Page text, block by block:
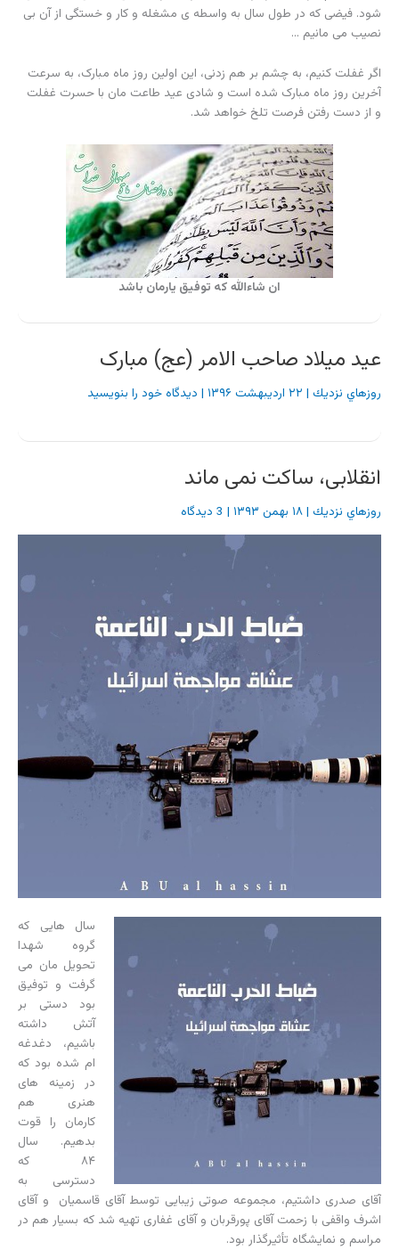
شود. فیضی که در طول سال به واسطه ی مشغله و کار و خستگی از آن بی
نصیب می مانیم …
اگر غفلت کنیم، به چشم بر هم زدنی، این اولین روز ماه مبارک، به سرعت
آخرین روز ماه مبارک شده است و شادی عید طاعت مان با حسرت غفلت
و از دست رفتن فرصت تلخ خواهد شد.
ان شاءالله که توفیق یارمان باشد
عید میلاد صاحب الامر (عج) مبارک
روزهاي نزديك | ۲۲ اردیبهشت ۱۳۹۶ | دیدگاه‌ خود را بنویسید
انقلابی، ساکت نمی ماند
روزهاي نزديك |۱۸ بهمن ۱۳۹۳ | 3 دیدگاه
سال هایی که
گروه شهدا
تحویل مان می
گرفت و توفیق
بود دستی بر
آتش داشته
باشیم، دغدغه
ام شده بود که
در زمینه های
هنری هم
کارمان را قوت
بدهیم. سال
۸۴ که
دسترسی به
آقای صدری داشتیم، مجموعه صوتی زیبایی توسط آقای قاسمیان و آقای
اشرف واقفی با زحمت آقای پورقربان و آقای غفاری تهیه شد که بسیار هم در
مراسم و نمایشگاه تأثیرگذار بود.